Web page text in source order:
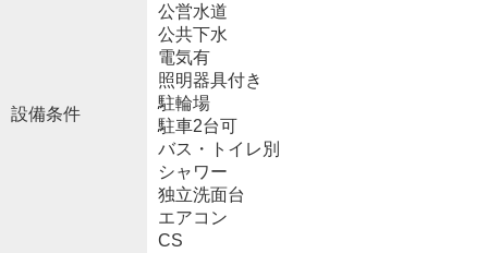
設備条件
公営水道
公共下水
電気有
照明器具付き
駐輪場
駐車2台可
バス・トイレ別
シャワー
独立洗面台
エアコン
CS